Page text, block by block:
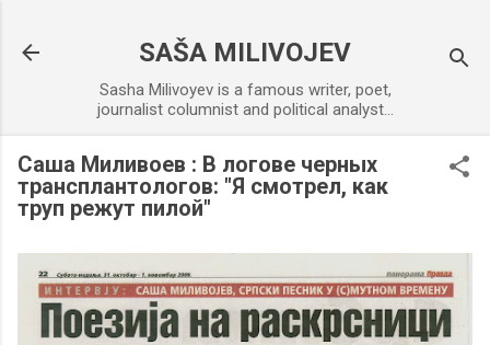
SAŠA MILIVOJEV
Sasha Milivoyev is a famous writer, poet,
journalist columnist and political analyst...
Саша Миливоев : В логове черных
трансплантологов: "Я смотрел, как
труп режут пилой"